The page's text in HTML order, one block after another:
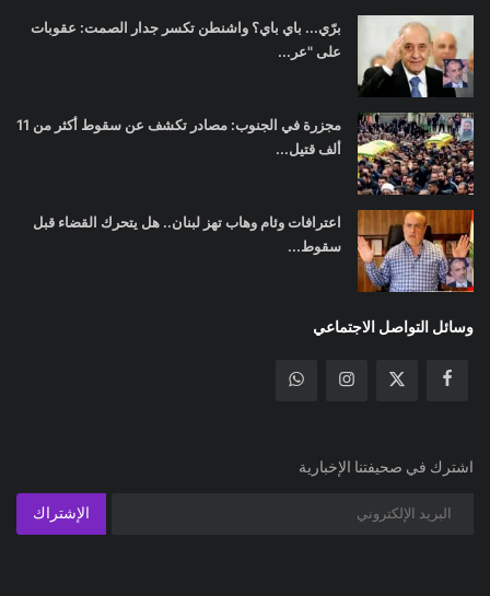
برّي... باي باي؟ واشنطن تكسر جدار الصمت: عقوبات
على "عر...
مجزرة في الجنوب: مصادر تكشف عن سقوط أكثر من 11
ألف قتيل...
اعترافات وئام وهاب تهز لبنان.. هل يتحرك القضاء قبل
سقوط...
وسائل التواصل الاجتماعي
اشترك في صحيفتنا الإخبارية
الإشتراك